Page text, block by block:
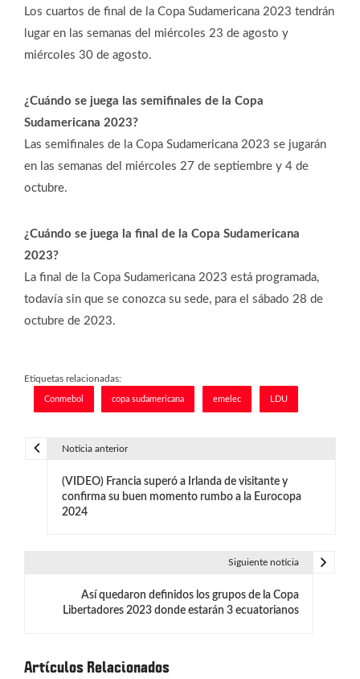
Los cuartos de final de la Copa Sudamericana 2023 tendrán
lugar en las semanas del miércoles 23 de agosto y
miércoles 30 de agosto.
¿Cuándo se juega las semifinales de la Copa
Sudamericana 2023?
Las semifinales de la Copa Sudamericana 2023 se jugarán
en las semanas del miércoles 27 de septiembre y 4 de
octubre.
¿Cuándo se juega la final de la Copa Sudamericana
2023?
La final de la Copa Sudamericana 2023 está programada,
todavía sin que se conozca su sede, para el sábado 28 de
octubre de 2023.
Etiquetas relacionadas:
Conmebol copa sudamericana emelec LDU
i
Noticia anterior
(VIDEO) Francia superó a Irlanda de visitante y
confirma su buen momento rumbo a la Eurocopa
2024
Siguiente noticia
Así quedaron definidos los grupos de la Copa
Libertadores 2023 donde estarán 3 ecuatorianos
Artículos Relacionados